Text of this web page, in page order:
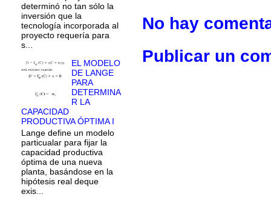
No hay
Publicar un
determinó no tan sólo la
inversión que la
tecnología incorporada al
proyecto requería para
s...
EL MODELO
DE LANGE
PARA
DETERMINA
R LA
CAPACIDAD
PRODUCTIVA ÓPTIMA I
Lange define un modelo
particualar para fijar la
capacidad productiva
óptima de una nueva
planta, basándose en la
hipótesis real deque
exis...